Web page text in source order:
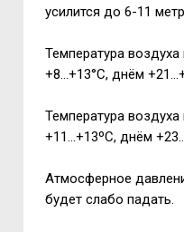
усилится до 6-11
Температура
+8...+13°С, днём
Температура
+11...+13ºС, днём
Атмосферное
будет слабо падать.